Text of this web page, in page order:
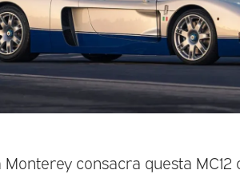
consacra questa